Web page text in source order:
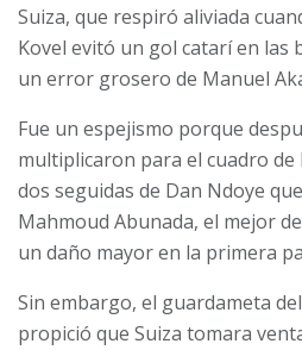
Suiza, que respiró aliviada
Kovel evitó un gol catarí en las
un error grosero de Manuel
Fue un espejismo porque
multiplicaron para el cuadro de
dos seguidas de Dan Ndoye
Mahmoud Abunada, el mejor
un daño mayor en la primera
Sin embargo, el guardameta
propició que Suiza tomara